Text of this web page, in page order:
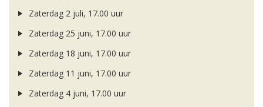
Zaterdag 2 juli, 17.00 uur
Zaterdag 25 juni, 17.00 uur
Zaterdag 18 juni, 17.00 uur
Zaterdag 11 juni, 17.00 uur
Zaterdag 4 juni, 17.00 uur